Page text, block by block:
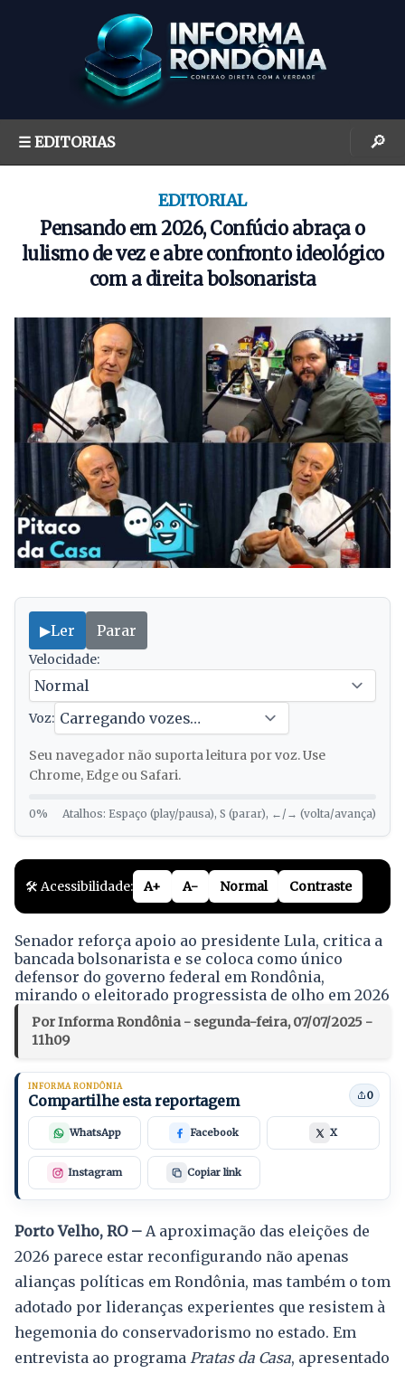
☰ EDITORIAS 🔎
EDITORIAL
Pensando em 2026, Confúcio abraça o
lulismo de vez e abre confronto ideológico
com a direita bolsonarista
▶Ler Parar
Velocidade:
Voz:
Seu navegador não suporta leitura por voz. Use
Chrome, Edge ou Safari.
0% Atalhos: Espaço (play/pausa), S (parar), ←/→ (volta/avança)
🛠️ Acessibilidade: A+ A- Normal Contraste
Senador reforça apoio ao presidente Lula, critica a
bancada bolsonarista e se coloca como único
defensor do governo federal em Rondônia,
mirando o eleitorado progressista de olho em 2026
Por Informa Rondônia - segunda-feira, 07/07/2025 -
11h09
INFORMA RONDÔNIA
Compartilhe esta reportagem 0
WhatsApp Facebook X
Instagram Copiar link
Porto Velho, RO – A aproximação das eleições de
2026 parece estar reconfigurando não apenas
alianças políticas em Rondônia, mas também o tom
adotado por lideranças experientes que resistem à
hegemonia do conservadorismo no estado. Em
entrevista ao programa Pratas da Casa, apresentado